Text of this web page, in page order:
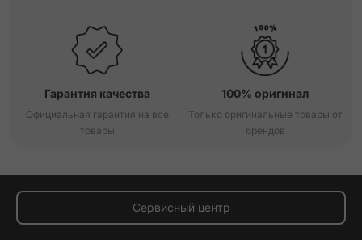
Гарантия качества
Официальная гарантия на все
товары
100% оригинал
Только оригинальные товары от
брендов
Сервисный центр